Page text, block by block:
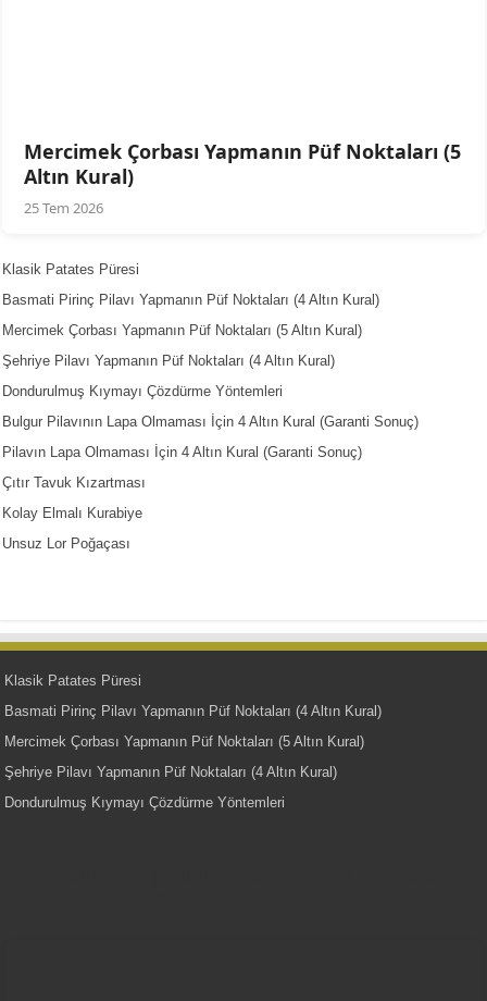
Mercimek Çorbası Yapmanın Püf Noktaları (5
Altın Kural)
25 Tem 2026
Klasik Patates Püresi
Basmati Pirinç Pilavı Yapmanın Püf Noktaları (4 Altın Kural)
Mercimek Çorbası Yapmanın Püf Noktaları (5 Altın Kural)
Şehriye Pilavı Yapmanın Püf Noktaları (4 Altın Kural)
Dondurulmuş Kıymayı Çözdürme Yöntemleri
Bulgur Pilavının Lapa Olmaması İçin 4 Altın Kural (Garanti Sonuç)
Pilavın Lapa Olmaması İçin 4 Altın Kural (Garanti Sonuç)
Çıtır Tavuk Kızartması
Kolay Elmalı Kurabiye
Unsuz Lor Poğaçası
Klasik Patates Püresi
Basmati Pirinç Pilavı Yapmanın Püf Noktaları (4 Altın Kural)
Mercimek Çorbası Yapmanın Püf Noktaları (5 Altın Kural)
Şehriye Pilavı Yapmanın Püf Noktaları (4 Altın Kural)
Dondurulmuş Kıymayı Çözdürme Yöntemleri